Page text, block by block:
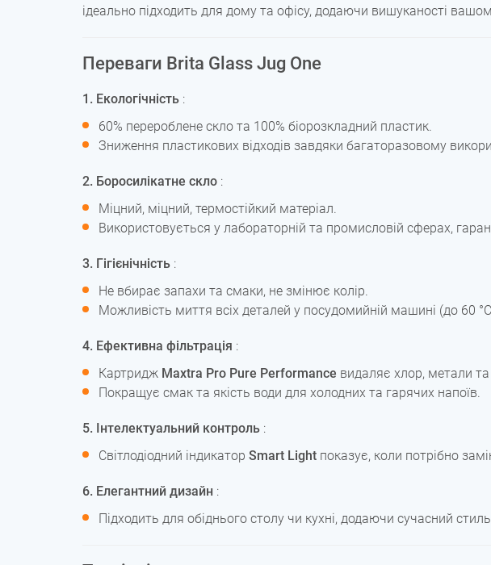
ідеально підходить для дому та офісу, додаючи вишуканості
Переваги Brita Glass Jug One
1. Екологічність :
60% перероблене скло та 100% біорозкладний пластик.
Зниження пластикових відходів завдяки багаторазовому
2. Боросилікатне скло :
Міцний, міцний, термостійкий матеріал.
Використовується у лабораторній та промисловій сферах,
3. Гігієнічність :
Не вбирає запахи та смаки, не змінює колір.
Можливість миття всіх деталей у посудомийній машині (до 60
4. Ефективна фільтрація :
Картридж Maxtra Pro Pure Performance видаляє хлор, метали
Покращує смак та якість води для холодних та гарячих напоїв.
5. Інтелектуальний контроль :
Світлодіодний індикатор Smart Light показує, коли потрібно
6. Елегантний дизайн :
Підходить для обіднього столу чи кухні, додаючи сучасний